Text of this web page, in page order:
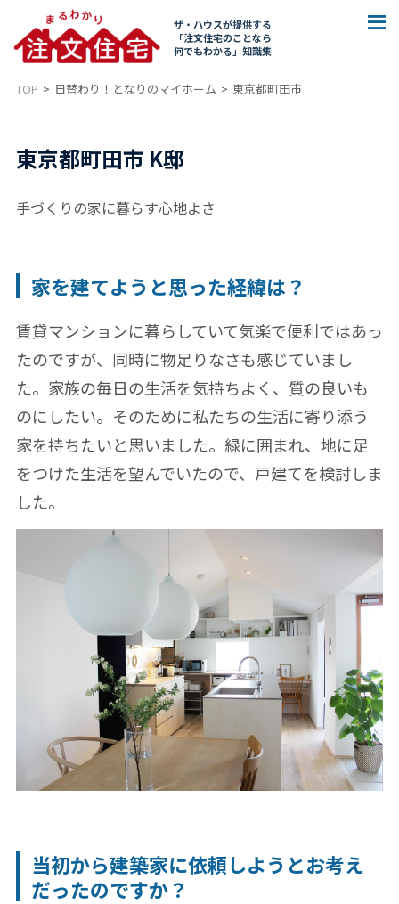
ザ・ハウスが提供する
「注文住宅のことなら
何でもわかる」知識集
TOP 日替わり！となりのマイホーム 東京都町田市
東京都町田市 K邸
手づくりの家に暮らす心地よさ
家を建てようと思った経緯は？
賃貸マンションに暮らしていて気楽で便利ではあっ
たのですが、同時に物足りなさも感じていまし
た。家族の毎日の生活を気持ちよく、質の良いも
のにしたい。そのために私たちの生活に寄り添う
家を持ちたいと思いました。緑に囲まれ、地に足
をつけた生活を望んでいたので、戸建てを検討しま
した。
当初から建築家に依頼しようとお考え
だったのですか？